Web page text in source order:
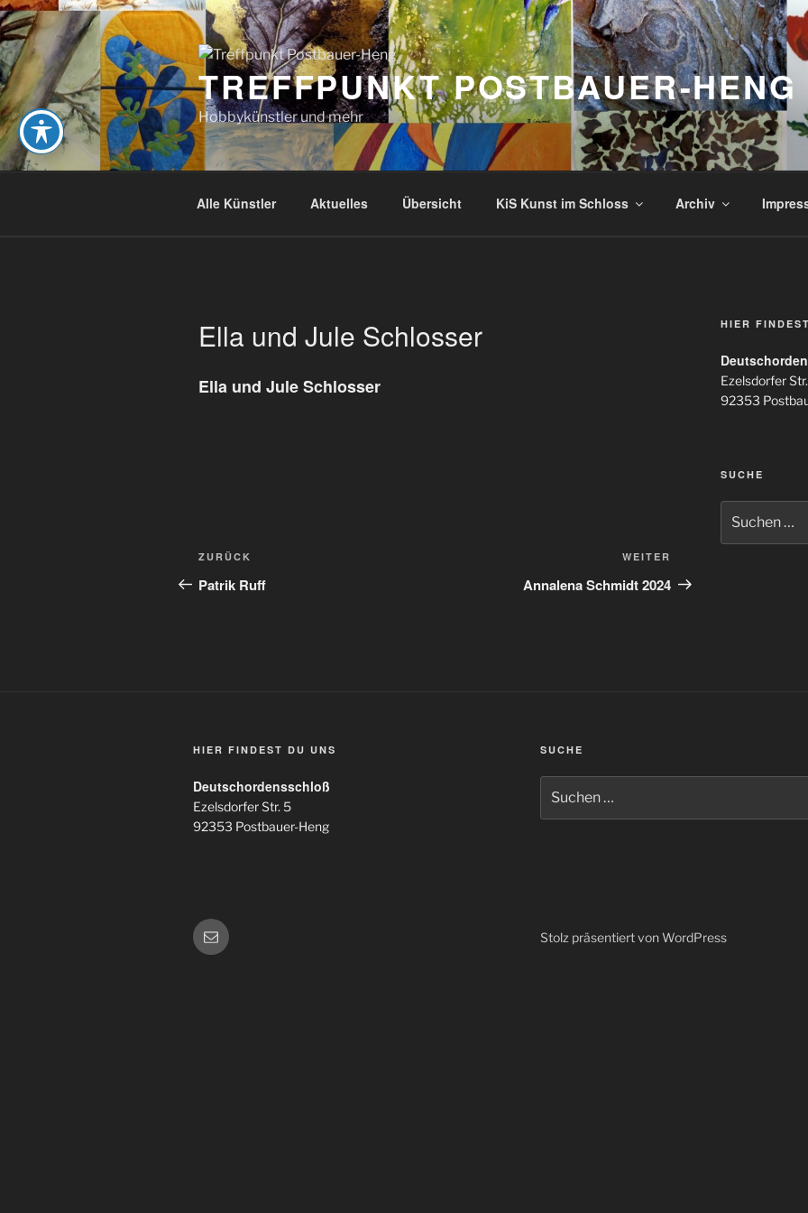
Zum
Inhalt
springen
TREFFPUNKT POSTBAUER-HENG
Hobbykünstler und mehr
Alle Künstler Aktuelles Übersicht KiS Kunst im Schloss Archiv
Ella und Jule Schlosser
Ella und Jule Schlosser
Beitragsnavigation
Vorheriger
Beitrag
ZURÜCK
Patrik Ruff
Beitrag
WEITER
Annalena Schmidt 2024
HIER
Ezelsdorfer
92353
SUCHE
nach:
HIER FINDEST DU UNS
Deutschordensschloß
Ezelsdorfer Str. 5
92353 Postbauer-Heng
SUCHE
nach:
E-
Mail
Stolz präsentiert von WordPress